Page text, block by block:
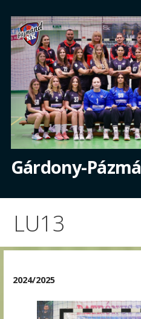
content
Gárdony-
LU13
2024/2025